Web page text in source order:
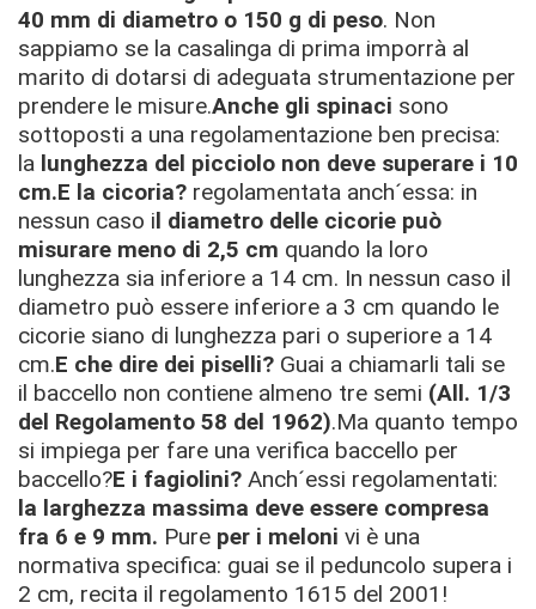
40 mm di diametro o 150 g di peso. Non
sappiamo se la casalinga di prima imporrà al
marito di dotarsi di adeguata strumentazione per
prendere le misure.Anche gli spinaci sono
sottoposti a una regolamentazione ben precisa:
la lunghezza del picciolo non deve superare i 10
cm.E la cicoria? regolamentata anch´essa: in
nessun caso il diametro delle cicorie può
misurare meno di 2,5 cm quando la loro
lunghezza sia inferiore a 14 cm. In nessun caso il
diametro può essere inferiore a 3 cm quando le
cicorie siano di lunghezza pari o superiore a 14
cm.E che dire dei piselli? Guai a chiamarli tali se
il baccello non contiene almeno tre semi (All. 1/3
del Regolamento 58 del 1962).Ma quanto tempo
si impiega per fare una verifica baccello per
baccello?E i fagiolini? Anch´essi regolamentati:
la larghezza massima deve essere compresa
fra 6 e 9 mm. Pure per i meloni vi è una
normativa specifica: guai se il peduncolo supera i
2 cm, recita il regolamento 1615 del 2001!